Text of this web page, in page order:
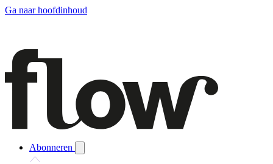
Ga naar hoofdinhoud
Abonneren